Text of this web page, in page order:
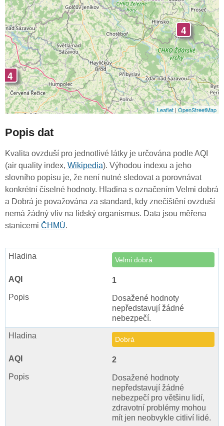
4
4
Leaflet | OpenStreetMap
Popis dat
Kvalita ovzduší pro jednotlivé látky je určována podle AQI
(air quality index, Wikipedia). Výhodou indexu a jeho
slovního popisu je, že není nutné sledovat a porovnávat
konkrétní číselné hodnoty. Hladina s označením Velmi dobrá
a Dobrá je považována za standard, kdy znečištění ovzduší
nemá žádný vliv na lidský organismus. Data jsou měřena
stanicemi ČHMÚ.
Velmi dobrá
1
Dosažené hodnoty
nepředstavují žádné
nebezpečí.
Dobrá
2
Dosažené hodnoty
nepředstavují žádné
nebezpečí pro většinu lidí,
zdravotní problémy mohou
mít jen neobvykle citliví lidé.